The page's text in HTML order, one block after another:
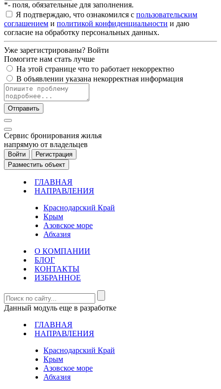
*- поля, обязательные для заполнения.
Я подтверждаю, что ознакомился с пользовательским
соглашением и политикой конфиденциальности и даю
согласие на обработку персональных данных.
Уже зарегистрированы? Войти
Помогите нам стать лучше
На этой странице что то работает некорректно
В объявлении указана некорректная информация
Отправить
Cервис бронирования жилья
напрямую от владельцев
Войти
Регистрация
Разместить объект
ГЛАВНАЯ
НАПРАВЛЕНИЯ
Краснодарский Край
Крым
Азовское море
Абхазия
О КОМПАНИИ
БЛОГ
КОНТАКТЫ
ИЗБРАННОЕ
Данный модуль еще в разработке
ГЛАВНАЯ
НАПРАВЛЕНИЯ
Краснодарский Край
Крым
Азовское море
Абхазия